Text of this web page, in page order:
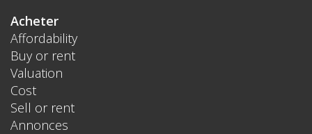
Acheter
Affordability
Buy or rent
Valuation
Cost
Sell or rent
Annonces